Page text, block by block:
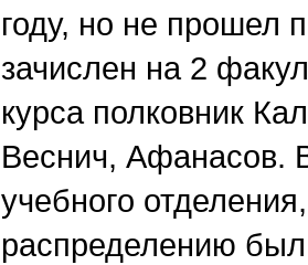
году, но не прошел
зачислен на 2
курса полковник
Веснич, Афанасов.
учебного
распределению